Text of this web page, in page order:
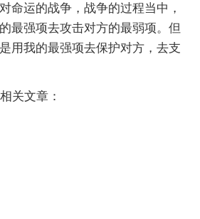
命运的战争，战争的过程当中，
最强项去攻击对方的最弱项。但
用我的最强项去保护对方，去支
关文章：